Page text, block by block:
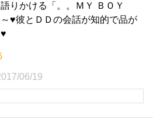
りかける「。。ＭＹ ＢＯＹ
♥彼とＤＤの会話が知的で品が
06/19